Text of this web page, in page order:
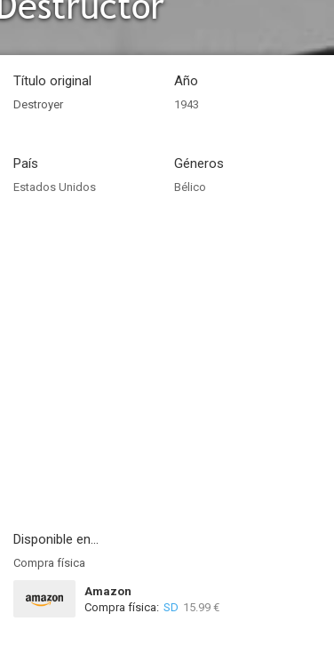
Título original
Destroyer
Año
1943
País
Estados Unidos
Géneros
Bélico
Disponible en...
Compra física
Amazon
Compra física: SD 15.99 €